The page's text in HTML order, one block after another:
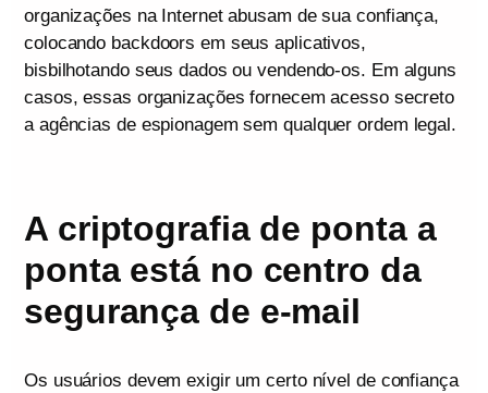
organizações na Internet abusam de sua confiança,
colocando backdoors em seus aplicativos,
bisbilhotando seus dados ou vendendo-os. Em alguns
casos, essas organizações fornecem acesso secreto
a agências de espionagem sem qualquer ordem legal.
A criptografia de ponta a
ponta está no centro da
segurança de e-mail
Os usuários devem exigir um certo nível de confiança